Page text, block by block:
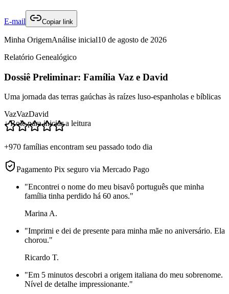
E-mail Copiar link
Minha OrigemAnálise inicial10 de agosto de 2026
Relatório Genealógico
Dossiê Preliminar: Família Vaz e David
Uma jornada das terras gaúchas às raízes luso-espanholas e bíblicas
VazVazDavid
↓ Role para iniciar a leitura
+970 famílias encontram seu passado todo dia
Pagamento Pix seguro via Mercado Pago
"Encontrei o nome do meu bisavô português que minha
família tinha perdido há 60 anos."
Marina A.
"Imprimi e dei de presente para minha mãe no aniversário. Ela
chorou."
Ricardo T.
"Em 5 minutos descobri a origem italiana do meu sobrenome.
Nível de detalhe impressionante."